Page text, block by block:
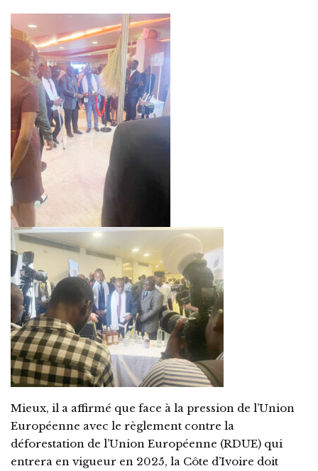
Mieux, il a affirmé que face à la pression de l’Union
Européenne avec le règlement contre la
déforestation de l’Union Européenne (RDUE) qui
entrera en vigueur en 2025, la Côte d’Ivoire doit